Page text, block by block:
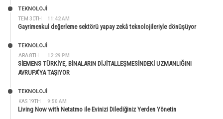
TEM 30TH 11:42 AM
TEKNOLOJİ
Gayrimenkul değerleme sektörü yapay zekâ teknolojileriyle dönüşüyor
ARA 8TH 12:29 PM
TEKNOLOJİ
SİEMENS TÜRKİYE, BİNALARIN DİJİTALLEŞMESİNDEKİ UZMANLIĞINI
AVRUPA’YA TAŞIYOR
KAS 19TH 9:50 AM
TEKNOLOJİ
Living Now with Netatmo ile Evinizi Dilediğiniz Yerden Yönetin